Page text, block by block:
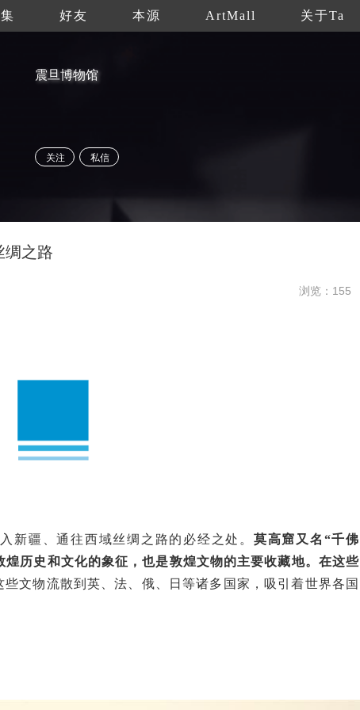
好友 本源 ArtMall 关于Ta
震旦博物馆
关注 私信
绸之路
浏览：155
新疆、通往西域丝绸之路的必经之处。 莫高窟又名“千佛
煌历史和文化的象征，也是敦煌文物的主要收藏地。在这些
些文物流散到英、法、俄、日等诸多国家，吸引着世界各国